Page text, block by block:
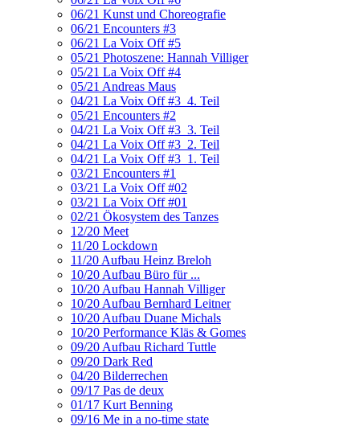
06/21 Kunst und Choreografie
06/21 Encounters #3
06/21 La Voix Off #5
05/21 Photoszene: Hannah Villiger
05/21 La Voix Off #4
05/21 Andreas Maus
04/21 La Voix Off #3_4. Teil
05/21 Encounters #2
04/21 La Voix Off #3_3. Teil
04/21 La Voix Off #3_2. Teil
04/21 La Voix Off #3_1. Teil
03/21 Encounters #1
03/21 La Voix Off #02
03/21 La Voix Off #01
02/21 Ökosystem des Tanzes
12/20 Meet
11/20 Lockdown
11/20 Aufbau Heinz Breloh
10/20 Aufbau Büro für ...
10/20 Aufbau Hannah Villiger
10/20 Aufbau Bernhard Leitner
10/20 Aufbau Duane Michals
10/20 Performance Kläs & Gomes
09/20 Aufbau Richard Tuttle
09/20 Dark Red
04/20 Bilderrechen
09/17 Pas de deux
01/17 Kurt Benning
09/16 Me in a no-time state